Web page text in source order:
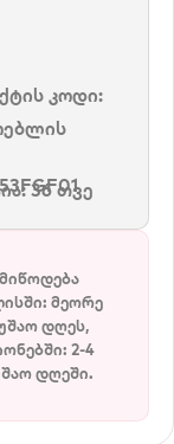
კოდი:
36 თვე
მეორე
დღეს,
2-4
დღეში.